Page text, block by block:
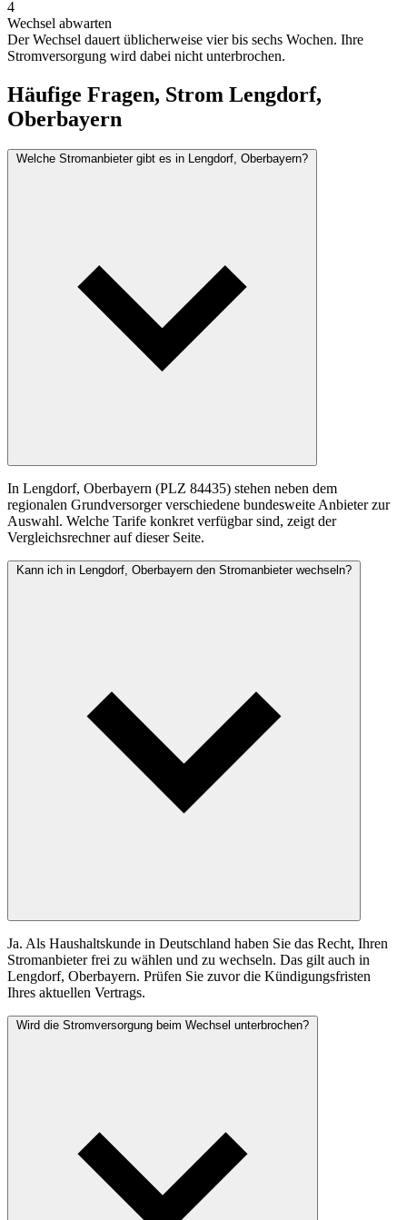
4
Wechsel abwarten
Der Wechsel dauert üblicherweise vier bis sechs Wochen. Ihre
Stromversorgung wird dabei nicht unterbrochen.
Häufige Fragen, Strom Lengdorf,
Oberbayern
Welche Stromanbieter gibt es in Lengdorf, Oberbayern?
In Lengdorf, Oberbayern (PLZ 84435) stehen neben dem
regionalen Grundversorger verschiedene bundesweite Anbieter zur
Auswahl. Welche Tarife konkret verfügbar sind, zeigt der
Vergleichsrechner auf dieser Seite.
Kann ich in Lengdorf, Oberbayern den Stromanbieter wechseln?
Ja. Als Haushaltskunde in Deutschland haben Sie das Recht, Ihren
Stromanbieter frei zu wählen und zu wechseln. Das gilt auch in
Lengdorf, Oberbayern. Prüfen Sie zuvor die Kündigungsfristen
Ihres aktuellen Vertrags.
Wird die Stromversorgung beim Wechsel unterbrochen?